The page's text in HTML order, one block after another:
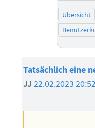
Übersicht
Tatsächlich eine
JJ 22.02.2023